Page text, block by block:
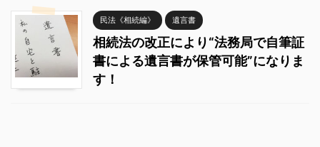
民法《相続編》 遺言書
相続法の改正により“法務局で自筆証
書による遺言書が保管可能”になりま
す！